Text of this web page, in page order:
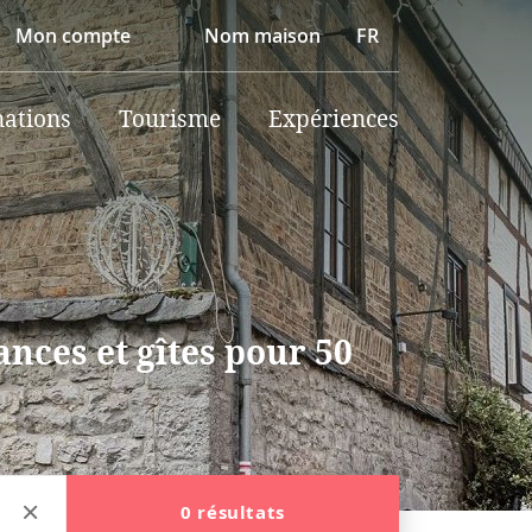
Mon compte Nom maison FR
Tourisme Expériences
et gîtes pour 50
0 résultats